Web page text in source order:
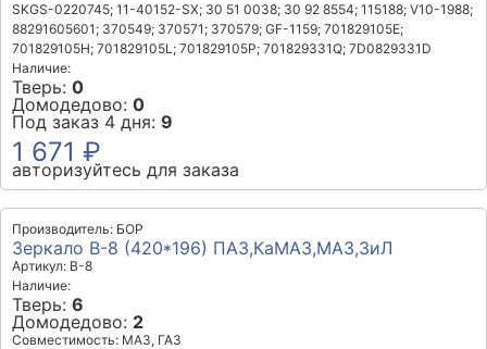
SKGS-0220745; 11-40152-SX; 30 51 0038; 30 92 8554; 115188; V10-1988;
88291605601; 370549; 370571; 370579; GF-1159; 701829105E;
701829105H; 701829105L; 701829105P; 701829331Q; 7D0829331D
Наличие:
Тверь: 0
Домодедово: 0
Под заказ 4 дня: 9
1 671 ₽
авторизуйтесь для заказа
Производитель: БОР
Зеркало В-8 (420*196) ПАЗ,КаМАЗ,МАЗ,ЗиЛ
Артикул: В-8
Наличие:
Тверь: 6
Домодедово: 2
Совместимость: МАЗ, ГАЗ